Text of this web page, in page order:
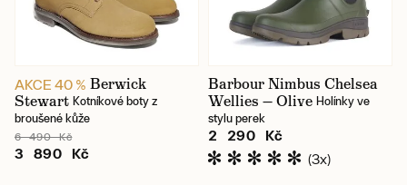
AKCE 40 % Berwick
Stewart Kotníkové boty z
broušené kůže
6 490 Kč
3 890 Kč
Barbour Nimbus Chelsea
Wellies — Olive Holínky ve
stylu perek
2 290 Kč
(3x)